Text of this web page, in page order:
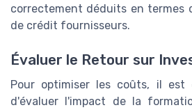
correctement déduits en termes
de crédit fournisseurs.
Évaluer le Retour sur
Pour optimiser les coûts, il est
d'évaluer l'impact de la